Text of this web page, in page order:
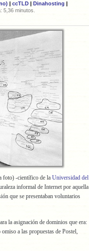
| ccTLD | Dinahosting |
5,36 minutos.
foto) -científico de la Universidad del
informal de Internet por aquella
que se presentaban voluntarios
la asignación de dominios que era:
a las propuestas de Postel,